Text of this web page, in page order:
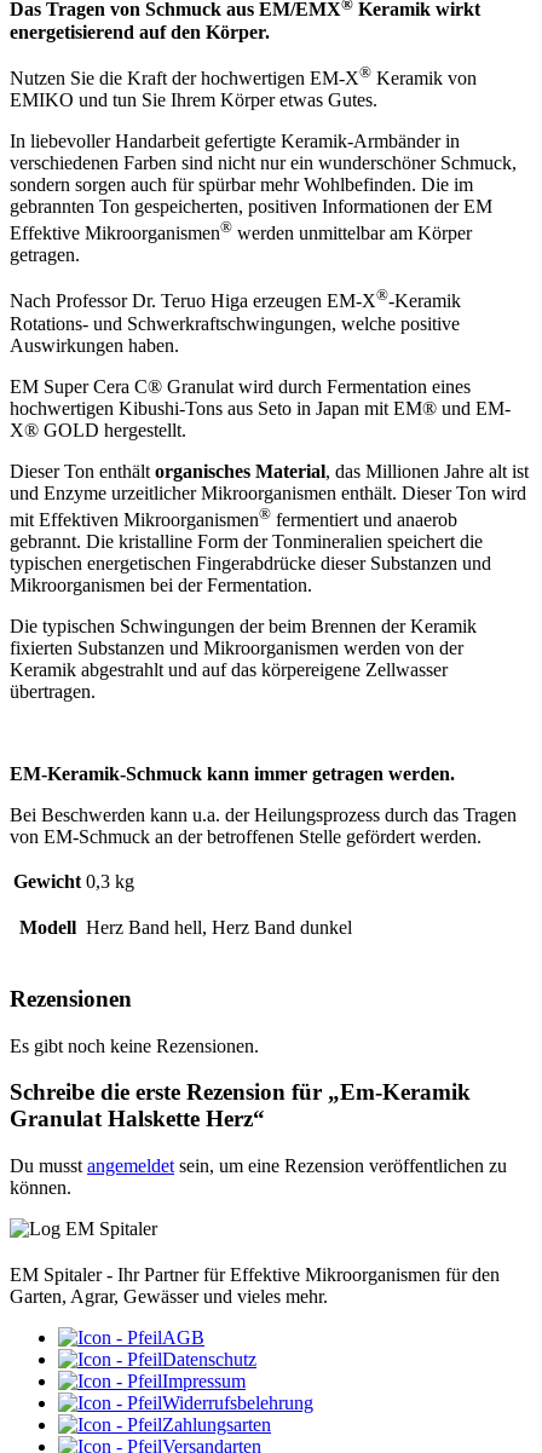
Das Tragen von Schmuck aus EM/EMX
Keramik wirkt
energetisierend auf den Körper.
Nutzen Sie die Kraft der hochwertigen EM-X® Keramik von
EMIKO und tun Sie Ihrem Körper etwas Gutes.
In liebevoller Handarbeit gefertigte Keramik-Armbänder in
verschiedenen Farben sind nicht nur ein wunderschöner Schmuck,
sondern sorgen auch für spürbar mehr Wohlbefinden. Die im
gebrannten Ton gespeicherten, positiven Informationen der EM
Effektive Mikroorganismen® werden unmittelbar am Körper
getragen.
Nach Professor Dr. Teruo Higa erzeugen EM-X®-Keramik
Rotations- und Schwerkraftschwingungen, welche positive
Auswirkungen haben.
EM Super Cera C® Granulat wird durch Fermentation eines
hochwertigen Kibushi-Tons aus Seto in Japan mit EM® und EM-
X® GOLD hergestellt.
Dieser Ton enthält organisches Material, das Millionen Jahre alt ist
und Enzyme urzeitlicher Mikroorganismen enthält. Dieser Ton wird
mit Effektiven Mikroorganismen® fermentiert und anaerob
gebrannt. Die kristalline Form der Tonmineralien speichert die
typischen energetischen Fingerabdrücke dieser Substanzen und
Mikroorganismen bei der Fermentation.
Die typischen Schwingungen der beim Brennen der Keramik
fixierten Substanzen und Mikroorganismen werden von der
Keramik abgestrahlt und auf das körpereigene Zellwasser
übertragen.
EM-Keramik-Schmuck kann immer getragen werden.
Bei Beschwerden kann u.a. der Heilungsprozess durch das Tragen
von EM-Schmuck an der betroffenen Stelle gefördert werden.
Gewicht 0,3 kg
Modell Herz Band hell, Herz Band dunkel
Rezensionen
Es gibt noch keine Rezensionen.
Schreibe die erste Rezension für „Em-Keramik
Granulat Halskette Herz“
Du musst angemeldet sein, um eine Rezension veröffentlichen zu
können.
EM Spitaler - Ihr Partner für Effektive Mikroorganismen für den
Garten, Agrar, Gewässer und vieles mehr.
AGB
Datenschutz
Impressum
Widerrufsbelehrung
Zahlungsarten
Versandarten